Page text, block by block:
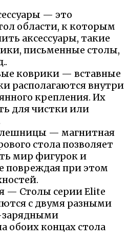
— это
области, к которым
аксессуары, такие
письменные столы,
коврики — вставные
располагаются внутри
крепления. Их
для чистки или
— магнитная
стола позволяет
мир фигурок и
повреждая при этом
— Столы серии Elite
с двумя разными
зарядными
обоих концах стола